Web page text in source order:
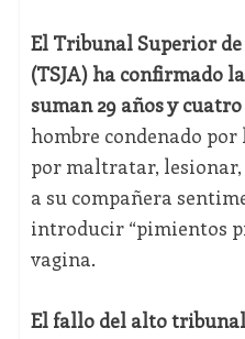
El Tribunal Superior
(TSJA) ha confirmado
suman 29 años y
hombre condenado
por maltratar,
a su compañera
introducir “pimientos
vagina.
El fallo del alto